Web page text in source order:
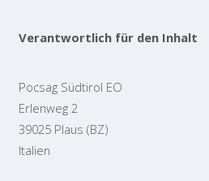
Verantwortlich für den Inhalt
Pocsag Südtirol EO
Erlenweg 2
39025 Plaus (BZ)
Italien